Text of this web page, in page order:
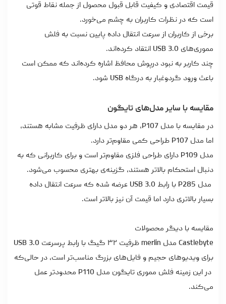
قیمت اقتصادی و کیفیت قابل قبول محصول از جمله نقاط قوتی
است که در نظرات کاربران به چشم می‌خورد.
برخی از کاربران از سرعت انتقال داده پایین نسبت به فلش
مموری‌های USB 3.0 انتقاد کرده‌اند.
چند کاربر به نبود درپوش محافظ اشاره کرده‌اند که ممکن است
باعث ورود گردوغبار به درگاه USB شود.
مقایسه با سایر مدل‌های تایگون
در مقایسه با مدل P107، هر دو مدل دارای ظرفیت مشابه هستند،
اما مدل P107 طراحی کمی مقاوم‌تر دارد.
مدل P109 دارای طراحی فلزی مقاوم‌تر است و برای کاربرانی که به
دنبال استحکام بالاتر هستند، گزینه‌ی بهتری محسوب می‌شود.
مدل P285 با رابط USB 3.0 عرضه شده که سرعت انتقال داده
بسیار بالاتری دارد اما قیمت آن نیز بالاتر است.
مقایسه با دیگر محصولات
Castlebyte مدل merlin ظرفیت ۳۲ گیگ با رابط پرسرعت USB 3.0
برای ویدیوهای حجیم و فایل‌های بزرگ مناسب‌تر است، در حالی‌که
در این زمینه فلش مموری تایگون مدل P110 محدودتر عمل
می‌کند.